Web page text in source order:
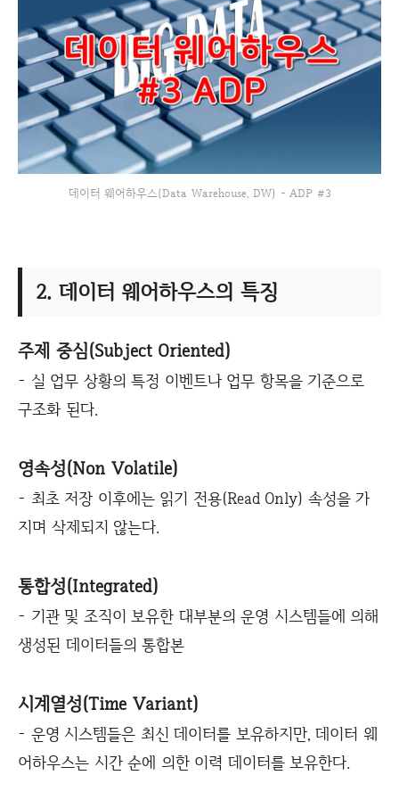
데이터 웨어하우스(Data Warehouse, DW) - ADP #3
2. 데이터 웨어하우스의 특징
주제 중심(Subject Oriented)
- 실 업무 상황의 특정 이벤트나 업무 항목을 기준으로
구조화 된다.
영속성(Non Volatile)
- 최초 저장 이후에는 읽기 전용(Read Only) 속성을 가
지며 삭제되지 않는다.
통합성(Integrated)
- 기관 및 조직이 보유한 대부분의 운영 시스템들에 의해
생성된 데이터들의 통합본
시계열성(Time Variant)
- 운영 시스템들은 최신 데이터를 보유하지만, 데이터 웨
어하우스는 시간 순에 의한 이력 데이터를 보유한다.